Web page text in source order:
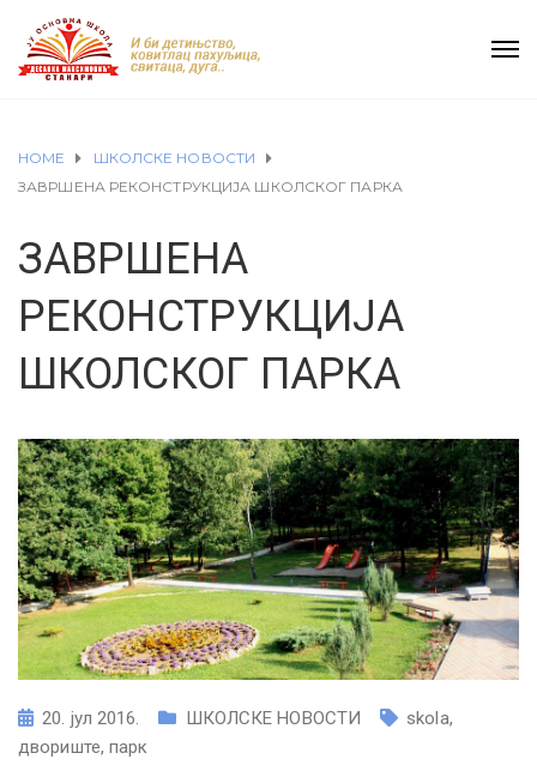
HOME
ШКОЛСКЕ НОВОСТИ
ЗАВРШЕНА РЕКОНСТРУКЦИЈА ШКОЛСКОГ ПАРКА
ЗАВРШЕНА
РЕКОНСТРУКЦИЈА
ШКОЛСКОГ ПАРКА
20. јул 2016. ШКОЛСКЕ НОВОСТИ skola,
двориште,парк